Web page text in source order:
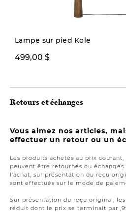
Lampe sur pied Kole
499,00 $
Retours et échanges
Vous aimez nos articles,
effectuer un retour ou un
Les produits achetés au prix
peuvent être retournés ou échangés
l’achat, sur présentation du reçu
sont effectués sur le mode de
Sur présentation du reçu original,
réduit dont le prix se terminait par